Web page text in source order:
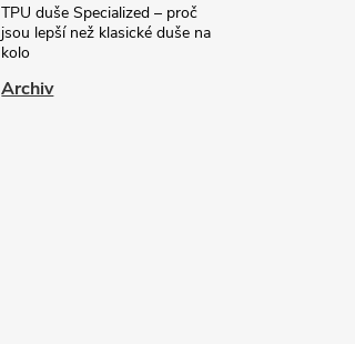
TPU duše Specialized – proč
jsou lepší než klasické duše na
kolo
Archiv